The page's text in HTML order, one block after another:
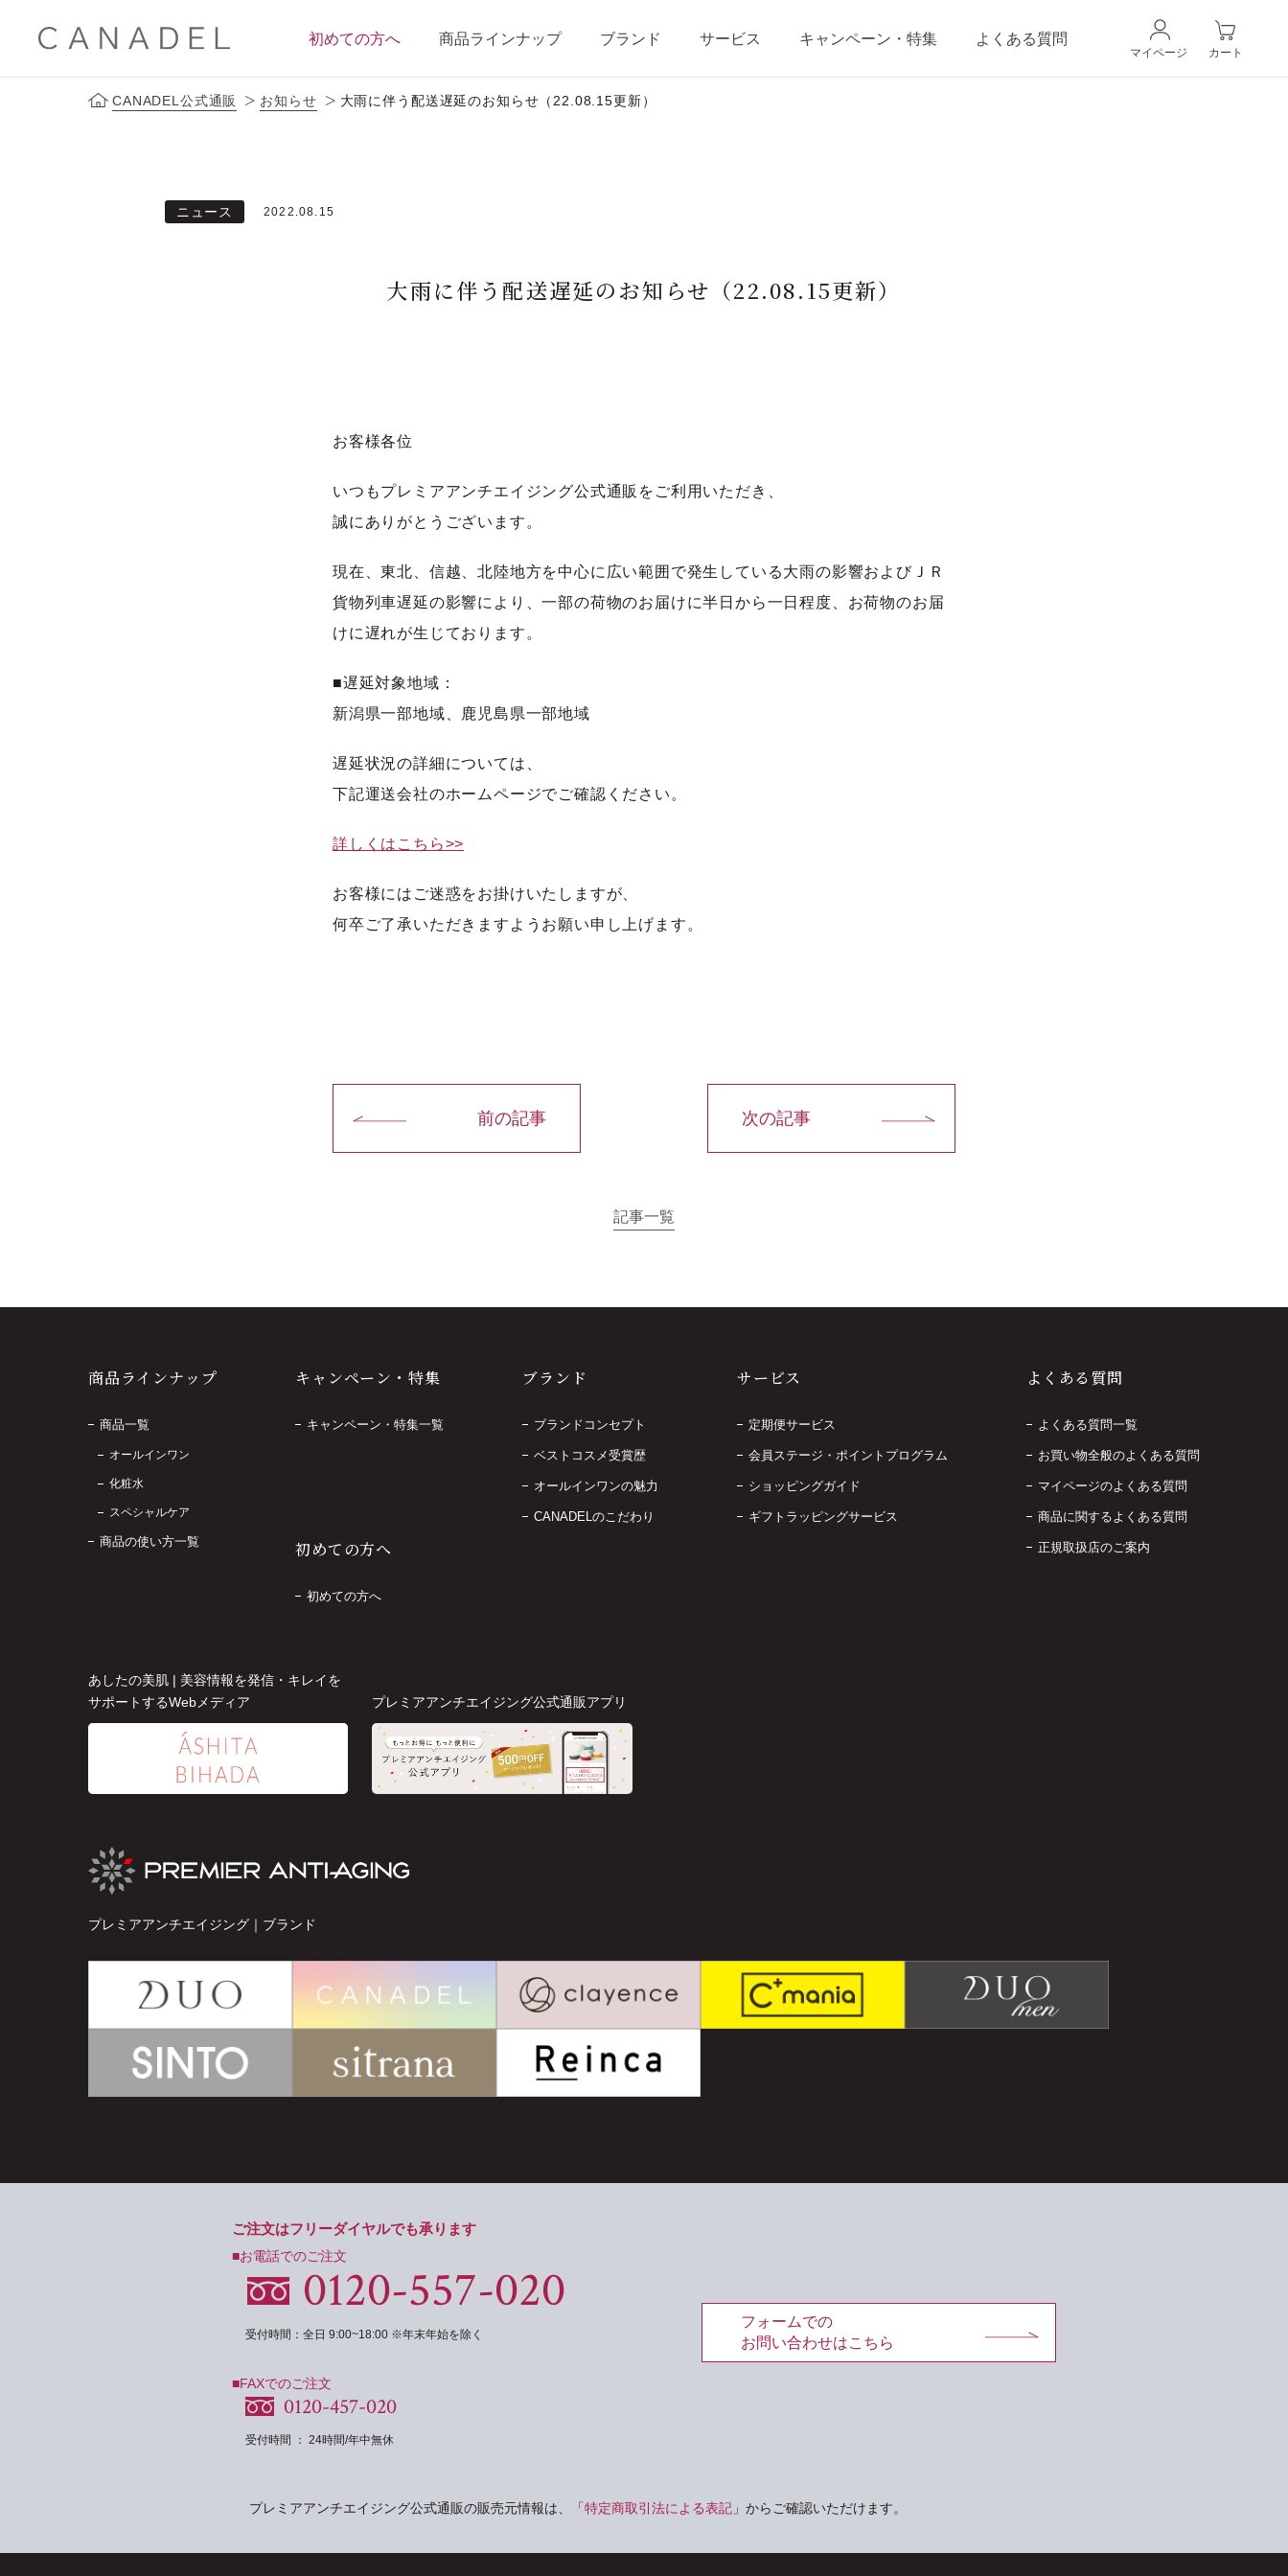
初めての方へ 商品ラインナップ
商品一覧
ブランド
ブランドコンセプト ベストコスメ受賞歴
サービス
定期便サービス 会員ステージ・ポイントプログラム
キャンペーン・特集 よくある質問
マイページ カート
CANADEL公式通販 お知らせ 大雨に伴う配送遅延のお知らせ（22.08.15更新）
ニュース 2022.08.15
大雨に伴う配送遅延のお知らせ（22.08.15更新）
お客様各位
いつもプレミアアンチエイジング公式通販をご利用いただき、
誠にありがとうございます。
現在、東北、信越、北陸地方を中心に広い範囲で発生している大雨の影響およびＪＲ
貨物列車遅延の影響により、一部の荷物のお届けに半日から一日程度、お荷物のお届
けに遅れが生じております。
■遅延対象地域：
新潟県一部地域、鹿児島県一部地域
遅延状況の詳細については、
下記運送会社のホームページでご確認ください。
詳しくはこちら>>
お客様にはご迷惑をお掛けいたしますが、
何卒ご了承いただきますようお願い申し上げます。
前の記事
記事一覧
次の記事
商品ラインナップ
商品一覧
オールインワン
化粧水
スペシャルケア
商品の使い方一覧
キャンペーン・特集
キャンペーン・特集一覧
初めての方へ
初めての方へ
ブランド
ブランドコンセプト
ベストコスメ受賞歴
オールインワンの魅力
CANADELのこだわり
サービス
定期便サービス
会員ステージ・ポイントプログラム
ショッピングガイド
ギフトラッピングサービス
よくある質問
よくある質問一覧
お買い物全般のよくある質問
マイページのよくある質問
商品に関するよくある質問
正規取扱店のご案内
あしたの美肌 | 美容情報を発信・キレイを
サポートするWebメディア
プレミアアンチエイジング公式通販アプリ
プレミアアンチエイジング｜ブランド
ご注文はフリーダイヤルでも承ります
■お電話でのご注文
0120-557-020
受付時間：全日 9:00~18:00 ※年末年始を除く
■FAXでのご注文
0120-457-020
受付時間 ： 24時間/年中無休
フォームでの
お問い合わせはこちら
プレミアアンチエイジング公式通販の販売元情報は、「特定商取引法による表記 」からご確認いただけます。